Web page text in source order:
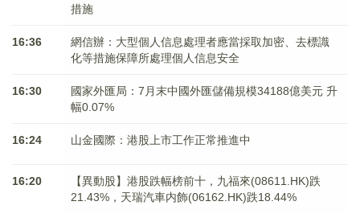
措施
16:36
網信辦：大型個人信息處理者應當採取加密、去標識
化等措施保障所處理個人信息安全
16:30
國家外匯局：7月末中國外匯儲備規模34188億美元 升
幅0.07%
16:24 山金國際：港股上市工作正常推進中
16:20
【異動股】港股跌幅榜前十，九福來(08611.HK)跌
21.43%，天瑞汽車内飾(06162.HK)跌18.44%